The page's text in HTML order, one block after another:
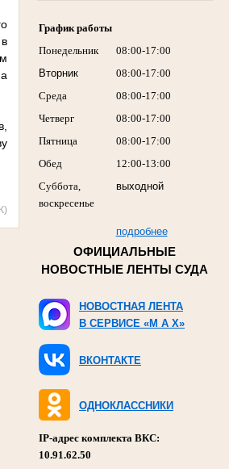
График работы
Понедельник
08:00-17:00
Вторник
08:00-17:00
Среда
08:00-17:00
Четверг
08:00-17:00
Пятница
08:00-17:00
Обед
12:00-13:00
Суббота,
воскресенье
выходной
подробнее
ОФИЦИАЛЬНЫЕ
НОВОСТНЫЕ ЛЕНТЫ СУДА
НОВОСТНАЯ ЛЕНТА
В СЕРВИСЕ «M A X»
ВКОНТАКТЕ
ОДНОКЛАССНИКИ
IP-адрес комплекта ВКС:
10.91.62.50